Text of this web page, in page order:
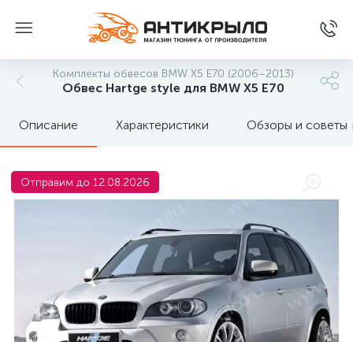
Комплекты обвесов BMW X5 E70 (2006–2013)
Обвес Hartge style для BMW X5 E70
Описание Характеристики Обзоры и советы
Отправим до 12.08.2026